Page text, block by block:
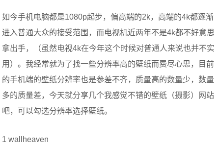
如今手机电脑都是1080p起步，偏高端的2k，高端的4k都逐渐
进入普通大众的接受范围，而电视机近两年不是4k都不好意思
拿出手，（虽然电视4k在今年这个时候对普通人来说也并不实
用）。我经常就为了找一些分辨率高的壁纸而费尽心思，目前
的手机端的壁纸分辨率也是参差不齐，质量高的数量少，数量
多的质量差，今天就分享几个我感觉不错的壁纸（摄影）网站
吧，可以勾选分辨率选择壁纸。
1 wallheaven